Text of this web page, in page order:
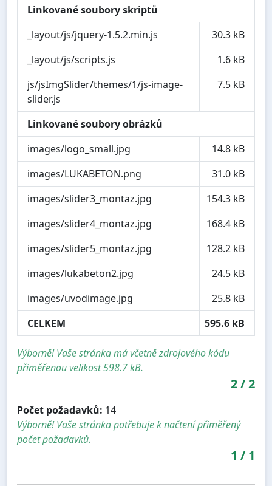
Linkované soubory skriptů
_layout/js/jquery-1.5.2.min.js
30.3 kB
_layout/js/scripts.js
1.6 kB
js/jsImgSlider/themes/1/js-image-
slider.js
7.5 kB
Linkované soubory obrázků
images/logo_small.jpg
14.8 kB
images/LUKABETON.png
31.0 kB
images/slider3_montaz.jpg
154.3 kB
images/slider4_montaz.jpg
168.4 kB
images/slider5_montaz.jpg
128.2 kB
images/lukabeton2.jpg
24.5 kB
images/uvodimage.jpg
25.8 kB
CELKEM
595.6 kB
Výborně! Vaše stránka má včetně zdrojového kódu
přiměřenou velikost 598.7 kB.
2/2
Počet požadavků: 14
Výborně! Vaše stránka potřebuje k načtení přiměřený
počet požadavků.
1 / 1